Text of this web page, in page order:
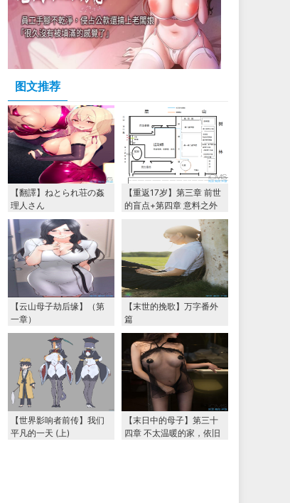
图文推荐
【翻譯】ねとられ荘の姦
理人さん
【重返17岁】第三章 前世
的盲点+第四章 意料之外
的相认+番外篇（本文为女
主第一视角，两万字更
【云山母子劫后缘】（第
一章）
【末世的挽歌】万字番外
篇
【世界影响者前传】我们
平凡的一天 (上)
【末日中的母子】第三十
四章 不太温暖的家，依旧